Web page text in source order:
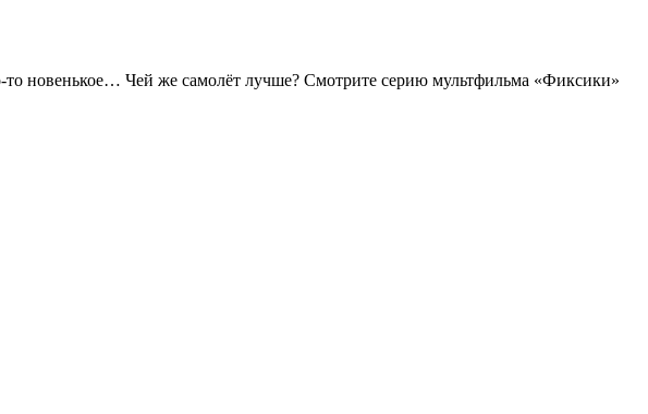
новенькое… Чей же самолёт лучше? Смотрите серию мультфильма «Фиксики»